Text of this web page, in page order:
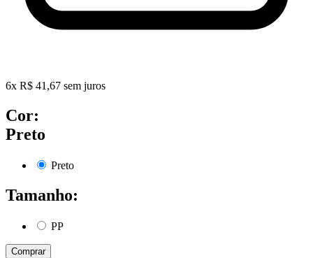
6x R$ 41,67 sem juros
Cor:
Preto
Preto
Tamanho:
PP
Comprar